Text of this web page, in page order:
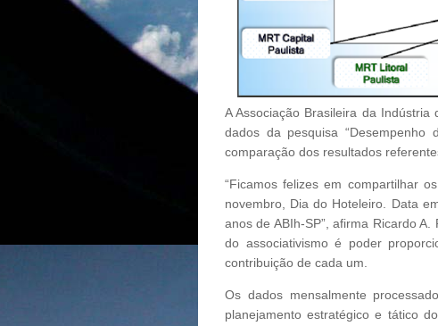
A Associação Brasileira da
dados da pesquisa
comparação dos resultados
“Ficamos felizes em compartilhar
novembro, Dia do Hoteleiro. Data
anos de ABIh-SP”, afirma Ricardo
do associativismo é poder
contribuição de cada um.
Os dados mensalmente
planejamento estratégico e tático